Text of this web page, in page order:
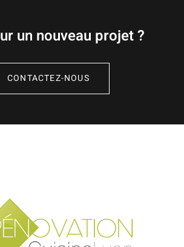
un nouveau projet ?
CONTACTEZ-NOUS